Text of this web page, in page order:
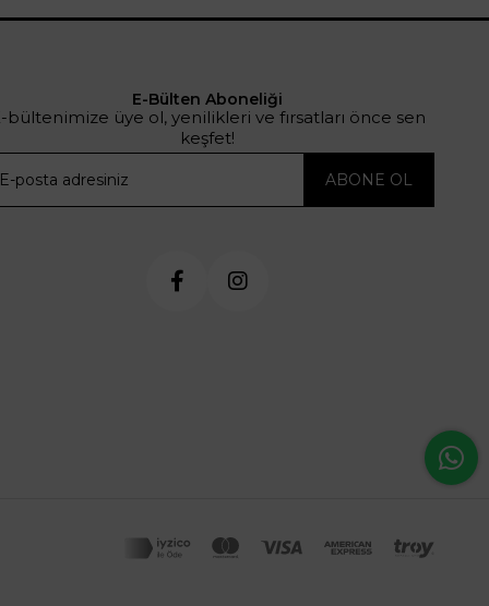
E-Bülten Aboneliği
bültenimize üye ol, yenilikleri ve fırsatları önce sen
keşfet!
ABONE OL